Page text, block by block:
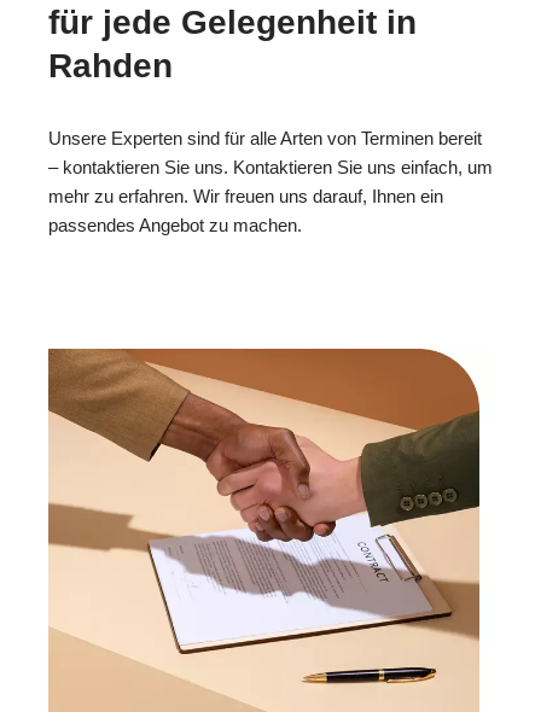
für jede Gelegenheit in
Rahden
Unsere Experten sind für alle Arten von Terminen bereit
– kontaktieren Sie uns. Kontaktieren Sie uns einfach, um
mehr zu erfahren. Wir freuen uns darauf, Ihnen ein
passendes Angebot zu machen.